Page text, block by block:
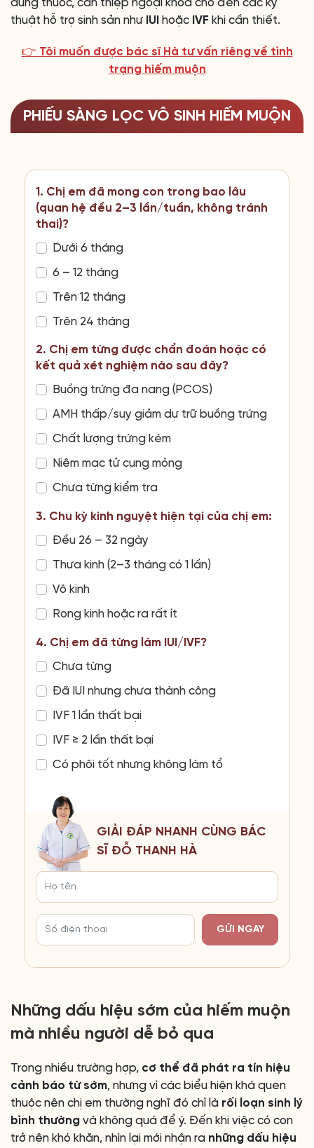
dùng thuốc, can thiệp ngoại khoa cho đến các kỹ
thuật hỗ trợ sinh sản như IUI hoặc IVF khi cần thiết.
👉 Tôi muốn được bác sĩ Hà tư vấn riêng về tình
trạng hiếm muộn
PHIẾU SÀNG LỌC VÔ SINH HIẾM MUỘN
1. Chị em đã mong con trong bao lâu
(quan hệ đều 2–3 lần/tuần, không tránh
thai)?
Dưới 6 tháng
6 – 12 tháng
Trên 12 tháng
Trên 24 tháng
2. Chị em từng được chẩn đoán hoặc có
kết quả xét nghiệm nào sau đây?
Buồng trứng đa nang (PCOS)
AMH thấp/suy giảm dự trữ buồng trứng
Chất lượng trứng kém
Niêm mạc tử cung mỏng
Chưa từng kiểm tra
3. Chu kỳ kinh nguyệt hiện tại của chị em:
Đều 26 – 32 ngày
Thưa kinh (2–3 tháng có 1 lần)
Vô kinh
Rong kinh hoặc ra rất ít
4. Chị em đã từng làm IUI/IVF?
Chưa từng
Đã IUI nhưng chưa thành công
IVF 1 lần thất bại
IVF ≥ 2 lần thất bại
Có phôi tốt nhưng không làm tổ
GIẢI ĐÁP NHANH CÙNG BÁC
SĨ ĐỖ THANH HÀ
GỬI NGAY
Những dấu hiệu sớm của hiếm muộn
mà nhiều người dễ bỏ qua
Trong nhiều trường hợp, cơ thể đã phát ra tín hiệu
cảnh báo từ sớm, nhưng vì các biểu hiện khá quen
thuộc nên chị em thường nghĩ đó chỉ là rối loạn sinh lý
bình thường và không quá để ý. Đến khi việc có con
trở nên khó khăn, nhìn lại mới nhận ra những dấu hiệu